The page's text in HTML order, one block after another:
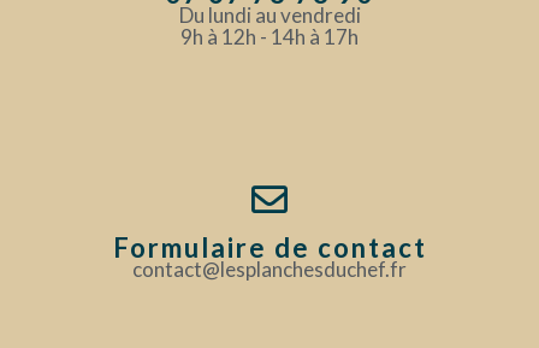
Du lundi au vendredi
9h à 12h - 14h à 17h
Formulaire de contact
contact@lesplanchesduchef.fr